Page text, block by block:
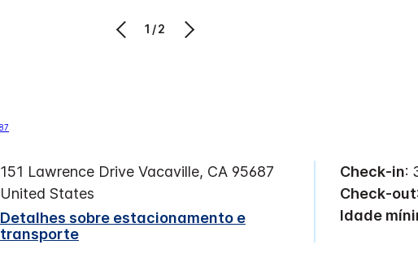
1/2
151 Lawrence Drive Vacaville, CA 95687
United States
Detalhes sobre estacionamento e
transporte
Check-in:
Check-out
Idade